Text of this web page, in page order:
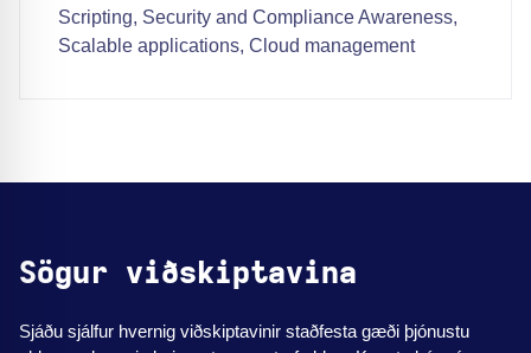
Scripting, Security and Compliance Awareness,
Scalable applications, Cloud management
Sögur viðskiptavina
Sjáðu sjálfur hvernig viðskiptavinir staðfesta gæði þjónustu